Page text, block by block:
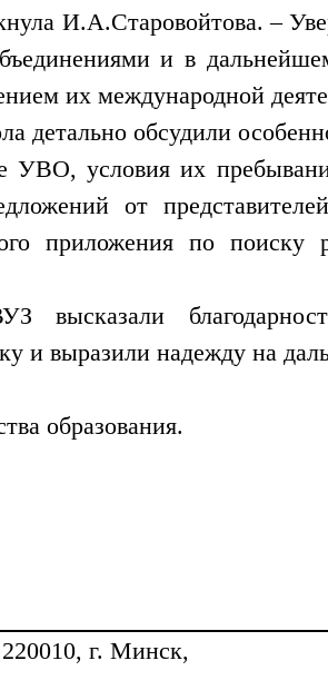
И.А.Старовойтова. –
и в
их международной
детально обсудили
УВО, условия их
от
приложения по
высказали
и выразили надежду на
образования.
г. Минск,